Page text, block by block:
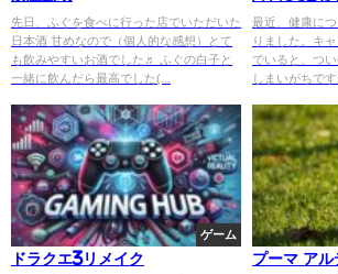
先日、ふぐを食べに行った店でいただいた
日本酒 甘めなので（個人的な感想）とて
も飲みやすいお酒でした♬ ふぐの白子と
一緒に飲んだら最高でした(...
最近、健康に
りました。キ
でいると、つ
しまいがちで
ゲーム
ドラクエ3リメイク プーマ アル